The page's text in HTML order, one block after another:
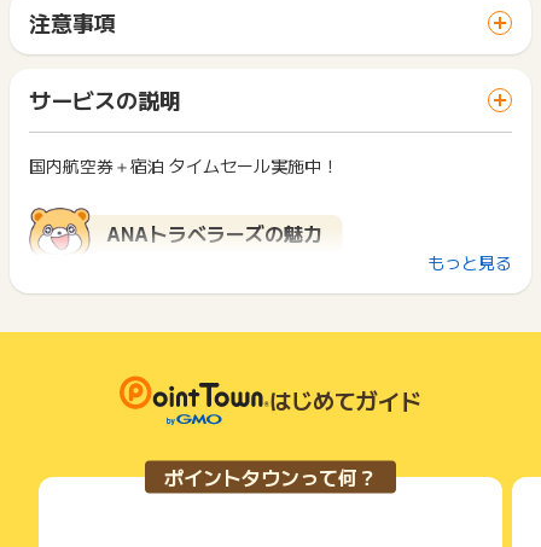
めご了承ください。
※じゃらん商品：獲得対象になります。(2024年1月23日より
適用)
※agoda商品：獲得対象になります。(2024年1月23日より適
用)
※上記以外の商品、航空券は対象外です。
※オプショナルツアー、国内・海外航空券の申込、対象サービス
外となります。
※agoda商品（ホテル）については獲得対象外です。(2023年3
※ポイントに関するお問い合わせは、
までお問い合わせください。ポイントについて、広告主に直接
お問い合わせをした場合、ポイント獲得対象外となる場合がご
サイトに移動してからお申し込みやお買い物が完了するまでの
間に、同じブラウザ（※）で他のサイトに移動した場合はポイン
ト獲得ができません。
「 サイトへ行ってポイントGET 」ボタンを押した時とサービ
ス・お買い物利用時で、デバイス・ブラウザが異なる場合はポ
イント獲得ができません。
2回以上同じお買い物・サービスをご利用される場合は、毎回
タンを押してからご利用ください。
下記の事項に該当する場合、広告主側で対象外とみなし、「獲
い物を複数回ご利用された場合
て一度でも同サービス・お買い物を利用されたことがある場合
ご利用前には、Cookieの削除をおこなっていただくことを推奨
サービス・お買い物利用時にお電話など2つ以上の申し込み方
法がある場合、必ずサイト上のWEBフォームからお申し込みく
注意事項
一部のサービスにつきましては、1商品につき10円単位の金額
は切り捨てとなります。
ポイント獲得が1ポイント未満のものは切り捨てとなり、ポイ
ント履歴には記載されません。
原則として広告主側のポイント等を利用して支払われた金額分
につきましては、ポイントタウンのポイント獲得の対象には含
まれません。
広告主が運営しているサービスの都合もしくは会員様の都合で
商品の交換や一部でもキャンセルされた場合、ポイントが無効
になる可能性もございます。
条件を達成しているかどうかは各広告主ではなく、代理店が行
っているため、広告主はポイントに関する詳細を把握しており
そのため、ポイントタウンのポイントに関するお問い合わせを
広告主様に直接行わないようお願いいたします。
サービスの説明
国内航空券＋宿泊 タイムセール実施中！
ANAトラベラーズの魅力
3. ANAフライトマイル、ツアーマイルがダブルで貯まる
ANAトラベラーズとは
ANAトラベラーズがサービスする「国内ダイナミックパッケー
ジ」はフライト便に機内の席、ホテルやレンタカー、テーマパ
もっと見る
はじめてガイド
ポイントタウンって何？